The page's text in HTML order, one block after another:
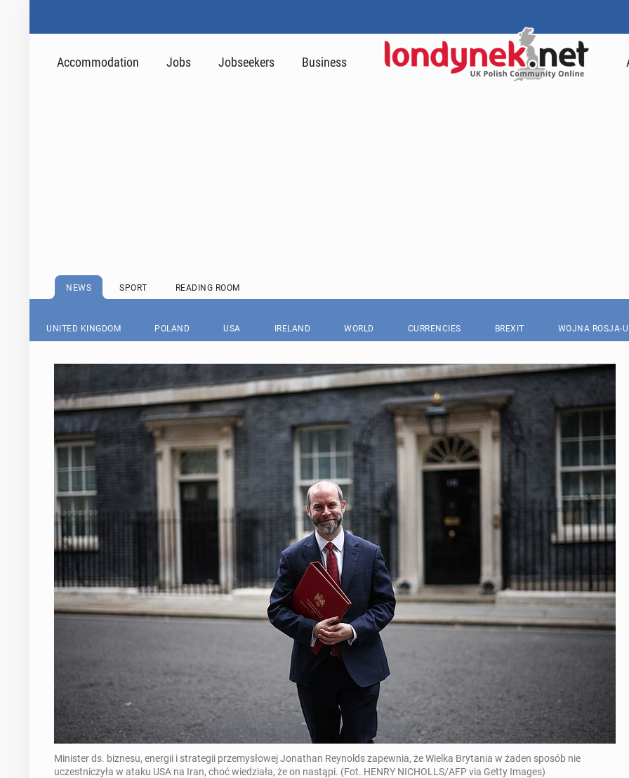
Accommodation Jobs Jobseekers Business
NEWS SPORT READING ROOM
UNITED KINGDOM POLAND USA IRELAND WORLD CURRENCIES BREXIT WOJNA ROSJA-
Minister ds. biznesu, energii i strategii przemysłowej Jonathan Reynolds zapewnia, że Wielka Brytania w żaden sposób nie
uczestniczyła w ataku USA na Iran, choć wiedziała, że on nastąpi. (Fot. HENRY NICHOLLS/AFP via Getty Images)